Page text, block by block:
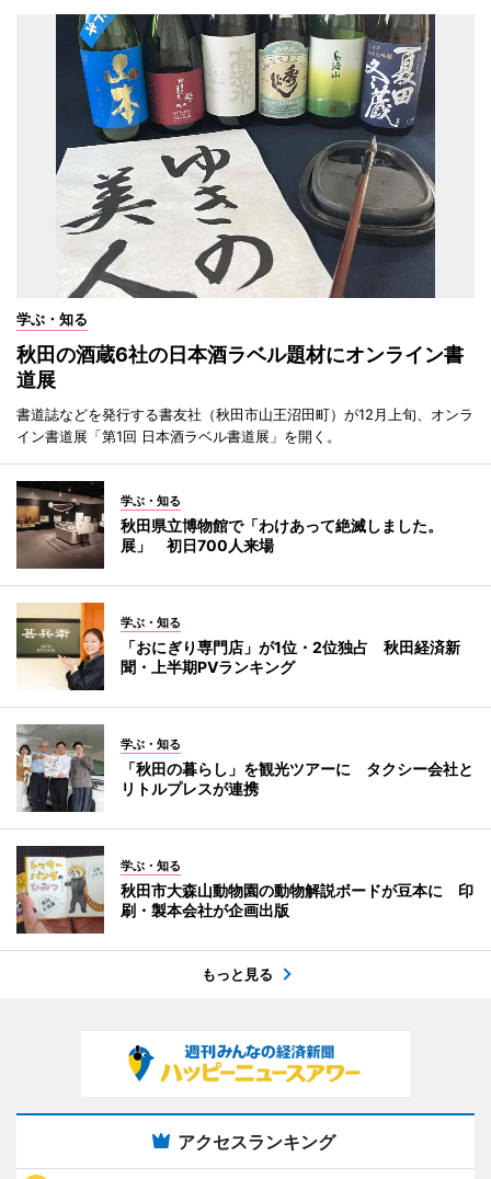
学ぶ・知る
秋田の酒蔵6社の日本酒ラベル題材にオンライン書
道展
書道誌などを発行する書友社（秋田市山王沼田町）が12月上旬、オンラ
イン書道展「第1回 日本酒ラベル書道展」を開く。
学ぶ・知る
秋田県立博物館で「わけあって絶滅しました。
展」 初日700人来場
学ぶ・知る
「おにぎり専門店」が1位・2位独占 秋田経済新
聞・上半期PVランキング
学ぶ・知る
「秋田の暮らし」を観光ツアーに タクシー会社と
リトルプレスが連携
学ぶ・知る
秋田市大森山動物園の動物解説ボードが豆本に 印
刷・製本会社が企画出版
もっと見る
アクセスランキング